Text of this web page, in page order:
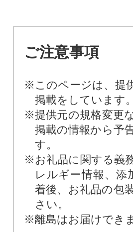
ご注意事項
※このページは、提
掲載をしています。
※提供元の規格変更
掲載の情報から予
す。
※お礼品に関する義
レルギー情報、
着後、お礼品の包
さい。
※離島はお届けでき